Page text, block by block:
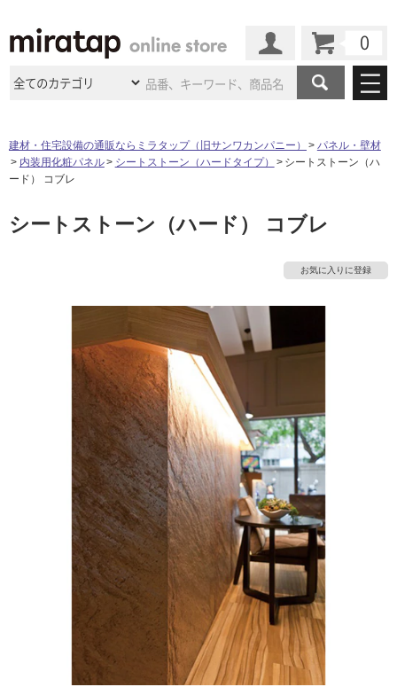
商品カテゴリ
洗面所・水回り
キッチン 浴室（風呂・バスルー
ム）・
フローリング・
インテリア・
ペット用品
内装用建材 パネル・壁材
ロートアイアン 天然石・石材
メンテナンス・施工材 新商品
施工事例
施工事例 法人案件納入事例
インタビュー
店舗・施設事例
ショールーム
ショールーム 京都ショールーム
ショールーム 札幌スマート
ム
横浜スマートショールー
ウェルビーみのおHDC
BOX
初めての方へ
よくある質問 お問い合わせ
修理お問い合わせ クレーム公開
説明書・図面検索 水まわり3年保証
お役立ち情報 住まいのスタイリング
アイデア
ミラタップ
チャンネル
オンライン相談
その他サービス
ミラタップと 創る家
工事会社紹介
Coziコンシ
ェルジュ
自分らしい家づくり
SUVACO
最高のリノベ会社が
かるリノベりす
建材・住宅設備の通販ならミラタップ（旧サンワカンパニー）
パネル・壁材
内装用化粧パネル
シートストーン（ハードタイプ）
シートストーン（ハ
ード） コブレ
シートストーン（ハード） コブレ
お気に入りに登録